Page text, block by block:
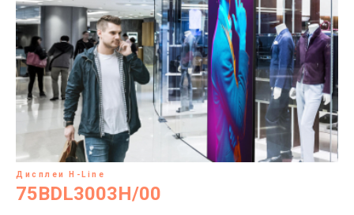
Дисплеи H-Line
75BDL3003H/00